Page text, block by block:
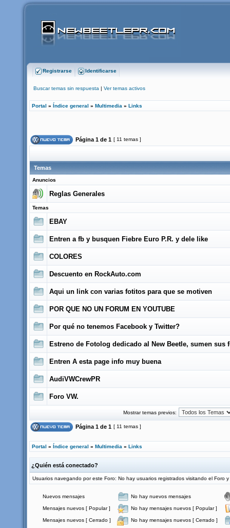
Registrarse Identificarse
Buscar temas sin respuesta | Ver temas activos
Portal » Índice general » Multimedia » Links
Página 1 de 1 [ 11 temas ]
Temas
Anuncios
Reglas Generales
Temas
EBAY
Entren a fb y busquen Fiebre Euro P.R. y dele like
COLORES
Descuento en RockAuto.com
Aqui un link con varias fotitos para que se motiven
POR QUE NO UN FORUM EN YOUTUBE
Por qué no tenemos Facebook y Twitter?
Estreno de Fotolog dedicado al New Beetle, sumen sus
Entren A esta page info muy buena
AudiVWCrewPR
Foro VW.
Mostrar temas previos:
Página 1 de 1 [ 11 temas ]
Portal » Índice general » Multimedia » Links
¿Quién está conectado?
Usuarios navegando por este Foro: No hay usuarios registrados visitando el Foro
Nuevos mensajes No hay nuevos mensajes
Mensajes nuevos [ Popular ] No hay mensajes nuevos [ Popular ]
Mensajes nuevos [ Cerrado ] No hay mensajes nuevos [ Cerrado ]